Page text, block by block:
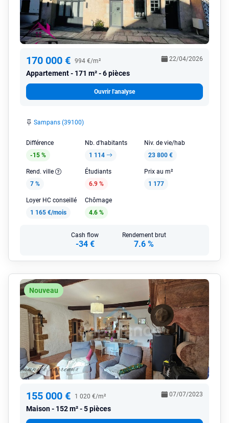
170 000 € 994 €/m²
Appartement 171 m² - 6 pièces
22/04/2026
Ouvrir l'analyse
Sampans (39100)
Différence
-15 %
Nb. d'habitants
1 114
Niv. de vie/hab
23 800 €
Rend. ville
7 %
Étudiants
6.9 %
Prix au m²
1 177
Loyer HC conseillé
1 165 €/mois
Chômage
4.6 %
Cash flow
-34 €
Rendement brut
7.6 %
Nouveau
155 000 € 1 020 €/m²
Maison 152 m² - 5 pièces
07/07/2023